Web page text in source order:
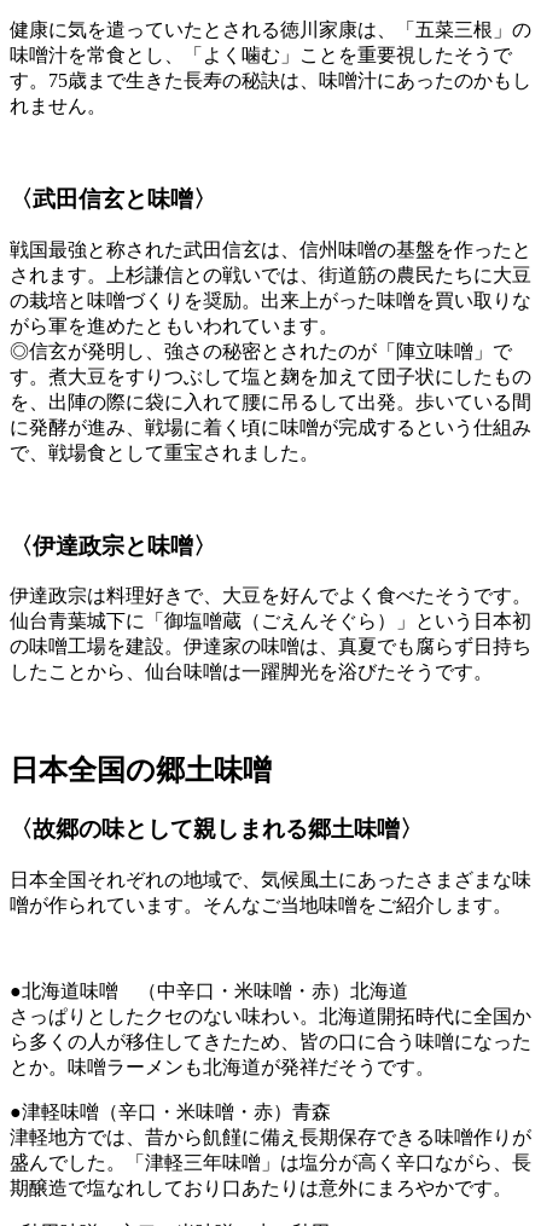
健康に気を遣っていたとされる徳川家康は、「五菜三根」の
味噌汁を常食とし、「よく噛む」ことを重要視したそうで
す。75歳まで生きた長寿の秘訣は、味噌汁にあったのかもし
れません。
〈武田信玄と味噌〉
戦国最強と称された武田信玄は、信州味噌の基盤を作ったと
されます。上杉謙信との戦いでは、街道筋の農民たちに大豆
の栽培と味噌づくりを奨励。出来上がった味噌を買い取りな
がら軍を進めたともいわれています。
◎信玄が発明し、強さの秘密とされたのが「陣立味噌」で
す。煮大豆をすりつぶして塩と麹を加えて団子状にしたもの
を、出陣の際に袋に入れて腰に吊るして出発。歩いている間
に発酵が進み、戦場に着く頃に味噌が完成するという仕組み
で、戦場食として重宝されました。
〈伊達政宗と味噌〉
伊達政宗は料理好きで、大豆を好んでよく食べたそうです。
仙台青葉城下に「御塩噌蔵（ごえんそぐら）」という日本初
の味噌工場を建設。伊達家の味噌は、真夏でも腐らず日持ち
したことから、仙台味噌は一躍脚光を浴びたそうです。
日本全国の郷土味噌
〈故郷の味として親しまれる郷土味噌〉
日本全国それぞれの地域で、気候風土にあったさまざまな味
噌が作られています。そんなご当地味噌をご紹介します。
●北海道味噌 （中辛口・米味噌・赤）北海道
さっぱりとしたクセのない味わい。北海道開拓時代に全国か
ら多くの人が移住してきたため、皆の口に合う味噌になった
とか。味噌ラーメンも北海道が発祥だそうです。
●津軽味噌（辛口・米味噌・赤）青森
津軽地方では、昔から飢饉に備え長期保存できる味噌作りが
盛んでした。「津軽三年味噌」は塩分が高く辛口ながら、長
期醸造で塩なれしており口あたりは意外にまろやかです。